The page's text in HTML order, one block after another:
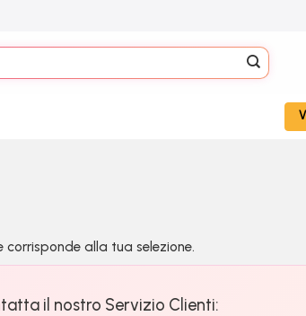
alla tua selezione.
il nostro Servizio Clienti: